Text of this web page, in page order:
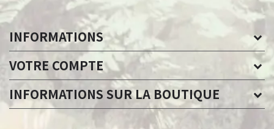
INFORMATIONS
VOTRE COMPTE
INFORMATIONS SUR LA BOUTIQUE